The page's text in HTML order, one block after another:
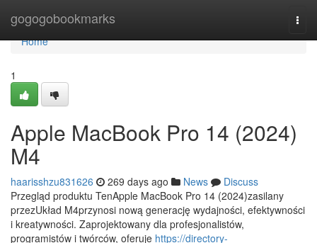
gogogobookmarks
Home
Home
1
Apple MacBook Pro 14 (2024)
M4
haarisshzu831626 269 days ago News
Discuss
Przegląd produktu TenApple MacBook Pro 14 (2024)zasilany
przezUkład M4przynosi nową generację wydajności, efektywności
i kreatywności. Zaprojektowany dla profesjonalistów,
programistów i twórców, oferuje https://directory-